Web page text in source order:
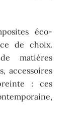
éco-
de choix.
matières
accessoires
: ces